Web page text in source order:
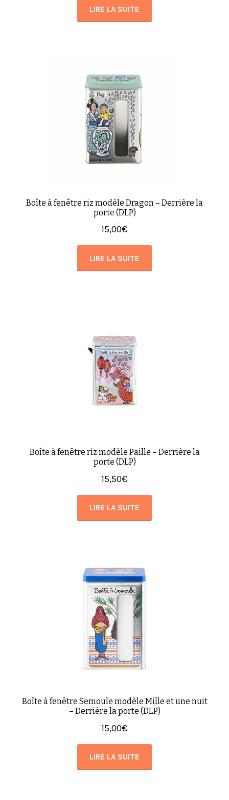
LIRE LA SUITE
Boîte à fenêtre riz modèle Dragon – Derrière la
porte (DLP)
15,00€
LIRE LA SUITE
Boîte à fenêtre riz modèle Paille – Derrière la
porte (DLP)
15,50€
LIRE LA SUITE
Boîte à fenêtre Semoule modèle Mille et une nuit
– Derrière la porte (DLP)
15,00€
LIRE LA SUITE